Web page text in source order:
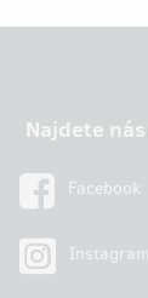
Najdete
Facebook
Instagram